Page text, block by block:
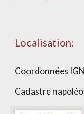
Localisation:
Coordonnées
Cadastre